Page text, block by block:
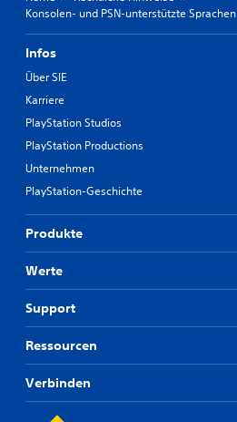
Konsolen- und PSN-unterstützte Sprachen
Infos
Über SIE
Karriere
PlayStation Studios
PlayStation Productions
Unternehmen
PlayStation-Geschichte
Produkte
Werte
Support
Ressourcen
Verbinden